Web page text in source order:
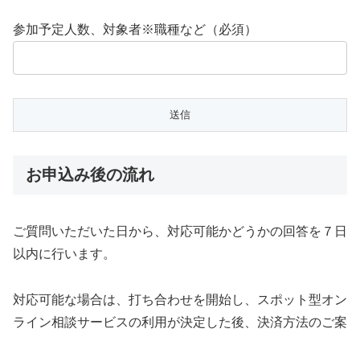
参加予定人数、対象者※職種など（必須）
お申込み後の流れ
ご質問いただいた日から、対応可能かどうかの回答を７日
以内に行います。
対応可能な場合は、打ち合わせを開始し、スポット型オン
ライン相談サービスの利用が決定した後、決済方法のご案